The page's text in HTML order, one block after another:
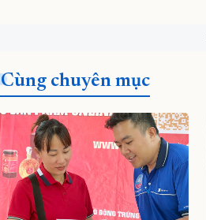
Cùng chuyên mục